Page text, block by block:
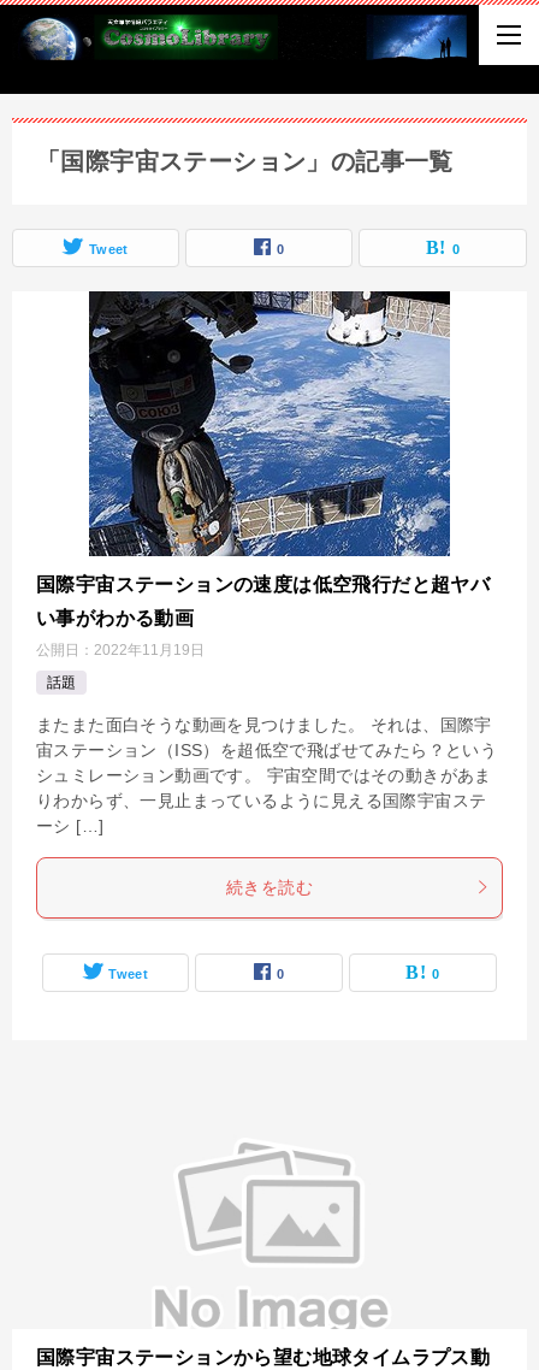
「国際宇宙ステーション」の記事一覧
Tweet 0 0
国際宇宙ステーションの速度は低空飛行だと超ヤバ
い事がわかる動画
公開日： 2022年11月19日
話題
またまた面白そうな動画を見つけました。 それは、国際宇
宙ステーション（ISS）を超低空で飛ばせてみたら？という
シュミレーション動画です。 宇宙空間ではその動きがあま
りわからず、一見止まっているように見える国際宇宙ステ
ーシ […]
続きを読む
Tweet 0 0
国際宇宙ステーションから望む地球タイムラプス動